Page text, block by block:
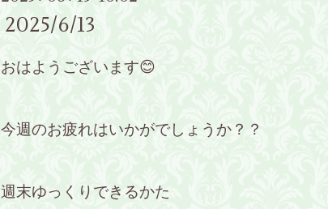
2025/6/13
おはようございます😊
今週のお疲れはいかがでしょうか？？
週末ゆっくりできるかた